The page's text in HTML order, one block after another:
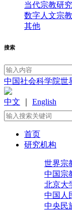
当代宗教研究
数字人文宗
其他
搜索
中国社会科学院世
中文 English
首页
研究机构
世界宗
中国宗
北京大
中国人
中央民